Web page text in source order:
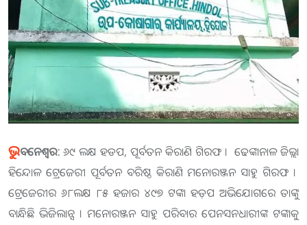
ଭୁବନେଶ୍ବର: ୬୯ ଲକ୍ଷ ହଡପ, ପୂର୍ବତନ କିରାଣି ଗିରଫ । ଢେଙ୍କାନାଳ ଜିଲ୍ଲା
ହିନ୍ଦୋଳ ଟ୍ରେଜେରୀ ପୂର୍ବତନ ବରିଷ୍ଠ କିରାଣି ମନୋରଞ୍ଜନ ସାହୁ ଗିରଫ ।
ଟ୍ରେଜେରୀର ୬୮ଲକ୍ଷ ୮୫ ହଜାର ୪୯୭ ଟଙ୍କା ହଡ଼ପ ଅଭିଯୋଗରେ ତାଙ୍କୁ
ବାନ୍ଧିଛି ଭିଜିଲାନ୍ସ । ମନୋରଞ୍ଜନ ସାହୁ ପରିବାର ପେନସନଧାରୀଙ୍କ ଟଙ୍କାକୁ